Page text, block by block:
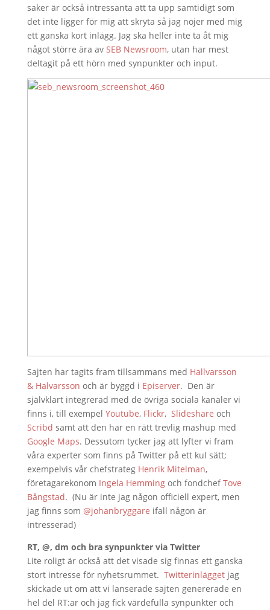
saker är också intressanta att ta upp samtidigt som
det inte ligger för mig att skryta så jag nöjer med mig
ett ganska kort inlägg. Jag ska heller inte ta åt mig
något större ära av SEB Newsroom, utan har mest
deltagit på ett hörn med synpunkter och input.
Sajten har tagits fram tillsammans med Hallvarsson
& Halvarsson och är byggd i Episerver. Den är
självklart integrerad med de övriga sociala kanaler vi
finns i, till exempel Youtube, Flickr, Slideshare och
Scribd samt att den har en rätt trevlig mashup med
Google Maps. Dessutom tycker jag att lyfter vi fram
våra experter som finns på Twitter på ett kul sätt;
exempelvis vår chefstrateg Henrik Mitelman,
företagarekonom Ingela Hemmingoch fondchefTove
Bångstad. (Nu är inte jag någon officiell expert, men
jag finns som @johanbryggare ifall någon är
intresserad)
RT, @, dm och bra synpunkter via Twitter
Lite roligt är också att det visade sig finnas ett ganska
stort intresse för nyhetsrummet. Twitterinläggetjag
skickade ut om att vi lanserade sajten genererade en
hel del RT:ar och jag fick värdefulla synpunkter och